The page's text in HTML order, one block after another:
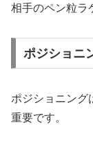
相手のペン粒ラ
ポジショニ
ポジショニング
重要です。